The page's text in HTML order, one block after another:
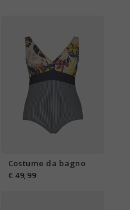
Costume da bagno
€ 49,99